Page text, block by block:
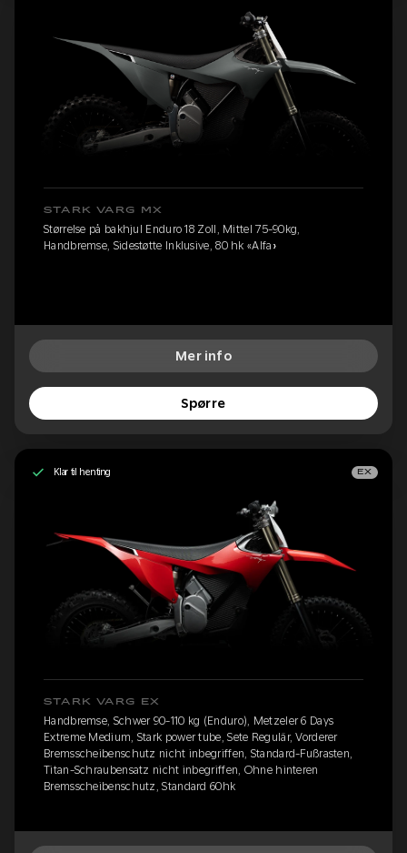
STARK VARG MX
Størrelse på bakhjul Enduro 18 Zoll, Mittel 75-90kg,
Handbremse, Sidestøtte Inklusive, 80 hk «Alfa»
Mer info
Spørre
Klar til henting EX
STARK VARG EX
Handbremse, Schwer 90-110 kg (Enduro), Metzeler 6 Days
Extreme Medium, Stark power tube, Sete Regulär, Vorderer
Bremsscheibenschutz nicht inbegriffen, Standard-Fußrasten,
Titan-Schraubensatz nicht inbegriffen, Ohne hinteren
Bremsscheibenschutz, Standard 60hk